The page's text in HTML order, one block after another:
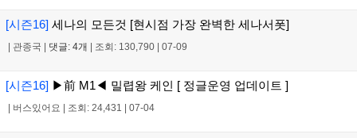
[시즌16] 세나의 모든것 [현시점 가장 완벽한 세나서폿]
| 관종국 | 댓글: 4개 | 조회: 130,790 | 07-09
[시즌16] ▶前 M1◀ 밀렵왕 케인 [ 정글운영 업데이트 ]
| 버스있어요 | 조회: 24,431 | 07-04